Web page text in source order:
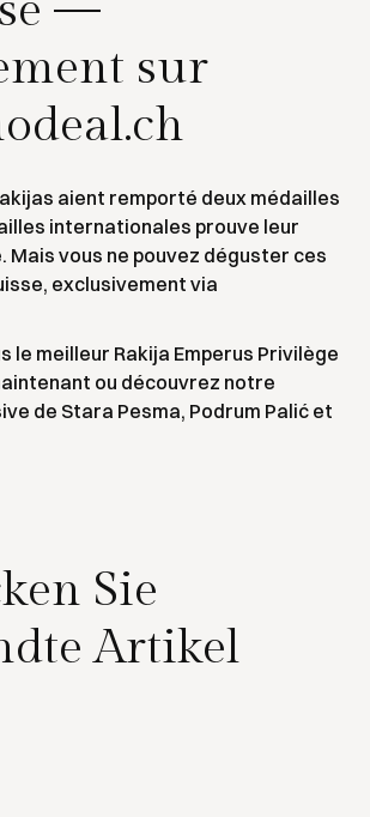
sur
aient remporté deux médailles
internationales prouve leur
Mais vous ne pouvez déguster ces
exclusivement via
le meilleur Rakija Emperus Privilège
ou découvrez notre
de Stara Pesma, Podrum Palić et
Sie
Artikel